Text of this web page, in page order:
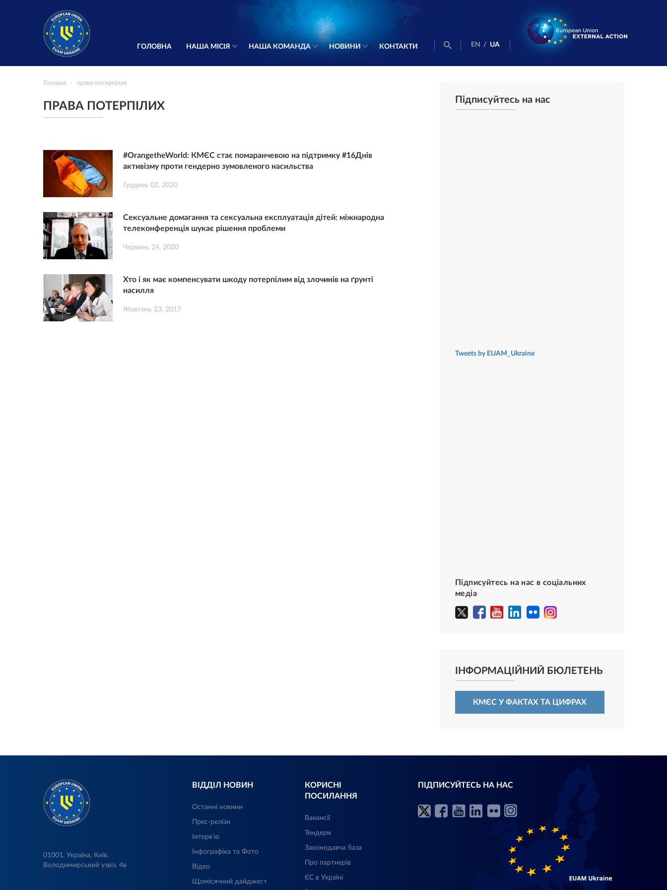
ГОЛОВНА НАША МІСІЯ НАША КОМАНДА НОВИНИ КОНТАКТИ EN / UA
Головна права потерпілих
ПРАВА ПОТЕРПІЛИХ
#OrangetheWorld: КМЄС стає помаранчевою на підтримку #16Днів
активізму проти гендерно зумовленого насильства
Грудень 02, 2020
Сексуальне домагання та сексуальна експлуатація дітей: міжнародна
телеконференція шукає рішення проблеми
Червень 24, 2020
Хто і як має компенсувати шкоду потерпілим від злочинів на ґрунті
насилля
Жовтень 23, 2017
Підписуйтесь на нас
Tweets by EUAM_Ukraine
Підписуйтесь на нас в соціальних
медіа
ІНФОРМАЦІЙНИЙ БЮЛЕТЕНЬ
КМЄС У ФАКТАХ ТА ЦИФРАХ
01001, Україна, Київ,
Володимирський узвіз, 4в
ВІДДІЛ НОВИН
Останні новини
Прес-релізи
Інтерв’ю
Інфографіка та Фото
Відео
Щомісячний дайджест
КОРИСНІ
ПОСИЛАННЯ
Вакансії
Тендери
Законодавча база
Про партнерів
ЄС в Україні
ПІДПИСУЙТЕСЬ НА НАС